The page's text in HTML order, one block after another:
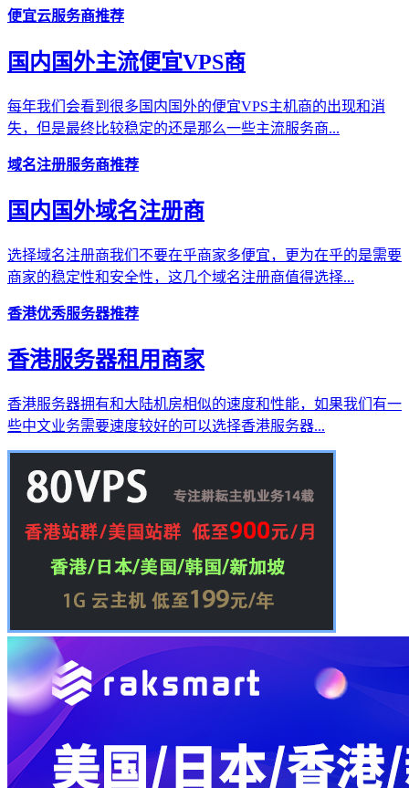
便宜云服务商推荐
国内国外主流便宜VPS商
每年我们会看到很多国内国外的便宜VPS主机商的出现和消
失，但是最终比较稳定的还是那么一些主流服务商...
域名注册服务商推荐
国内国外域名注册商
选择域名注册商我们不要在乎商家多便宜，更为在乎的是需要
商家的稳定性和安全性，这几个域名注册商值得选择...
香港优秀服务器推荐
香港服务器租用商家
香港服务器拥有和大陆机房相似的速度和性能，如果我们有一
些中文业务需要速度较好的可以选择香港服务器...